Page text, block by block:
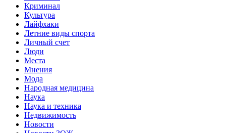
Криминал
Культура
Лайфхаки
Летние виды спорта
Личный счет
Люди
Места
Мнения
Мода
Народная медицина
Наука
Наука и техника
Недвижимость
Новости